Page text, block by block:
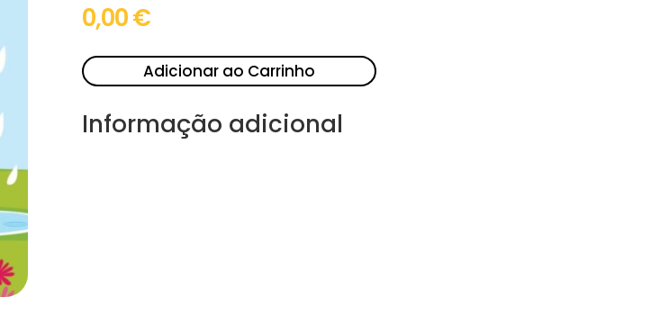
0,00€
Adicionar ao Carrinho
Informação adicional